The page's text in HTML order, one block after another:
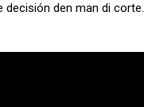
decisión den man di corte.